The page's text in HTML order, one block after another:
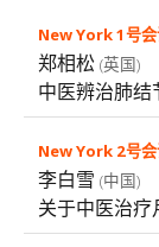
郑相松 (英国)
中医辨治肺
李白雪 (中国)
关于中医治